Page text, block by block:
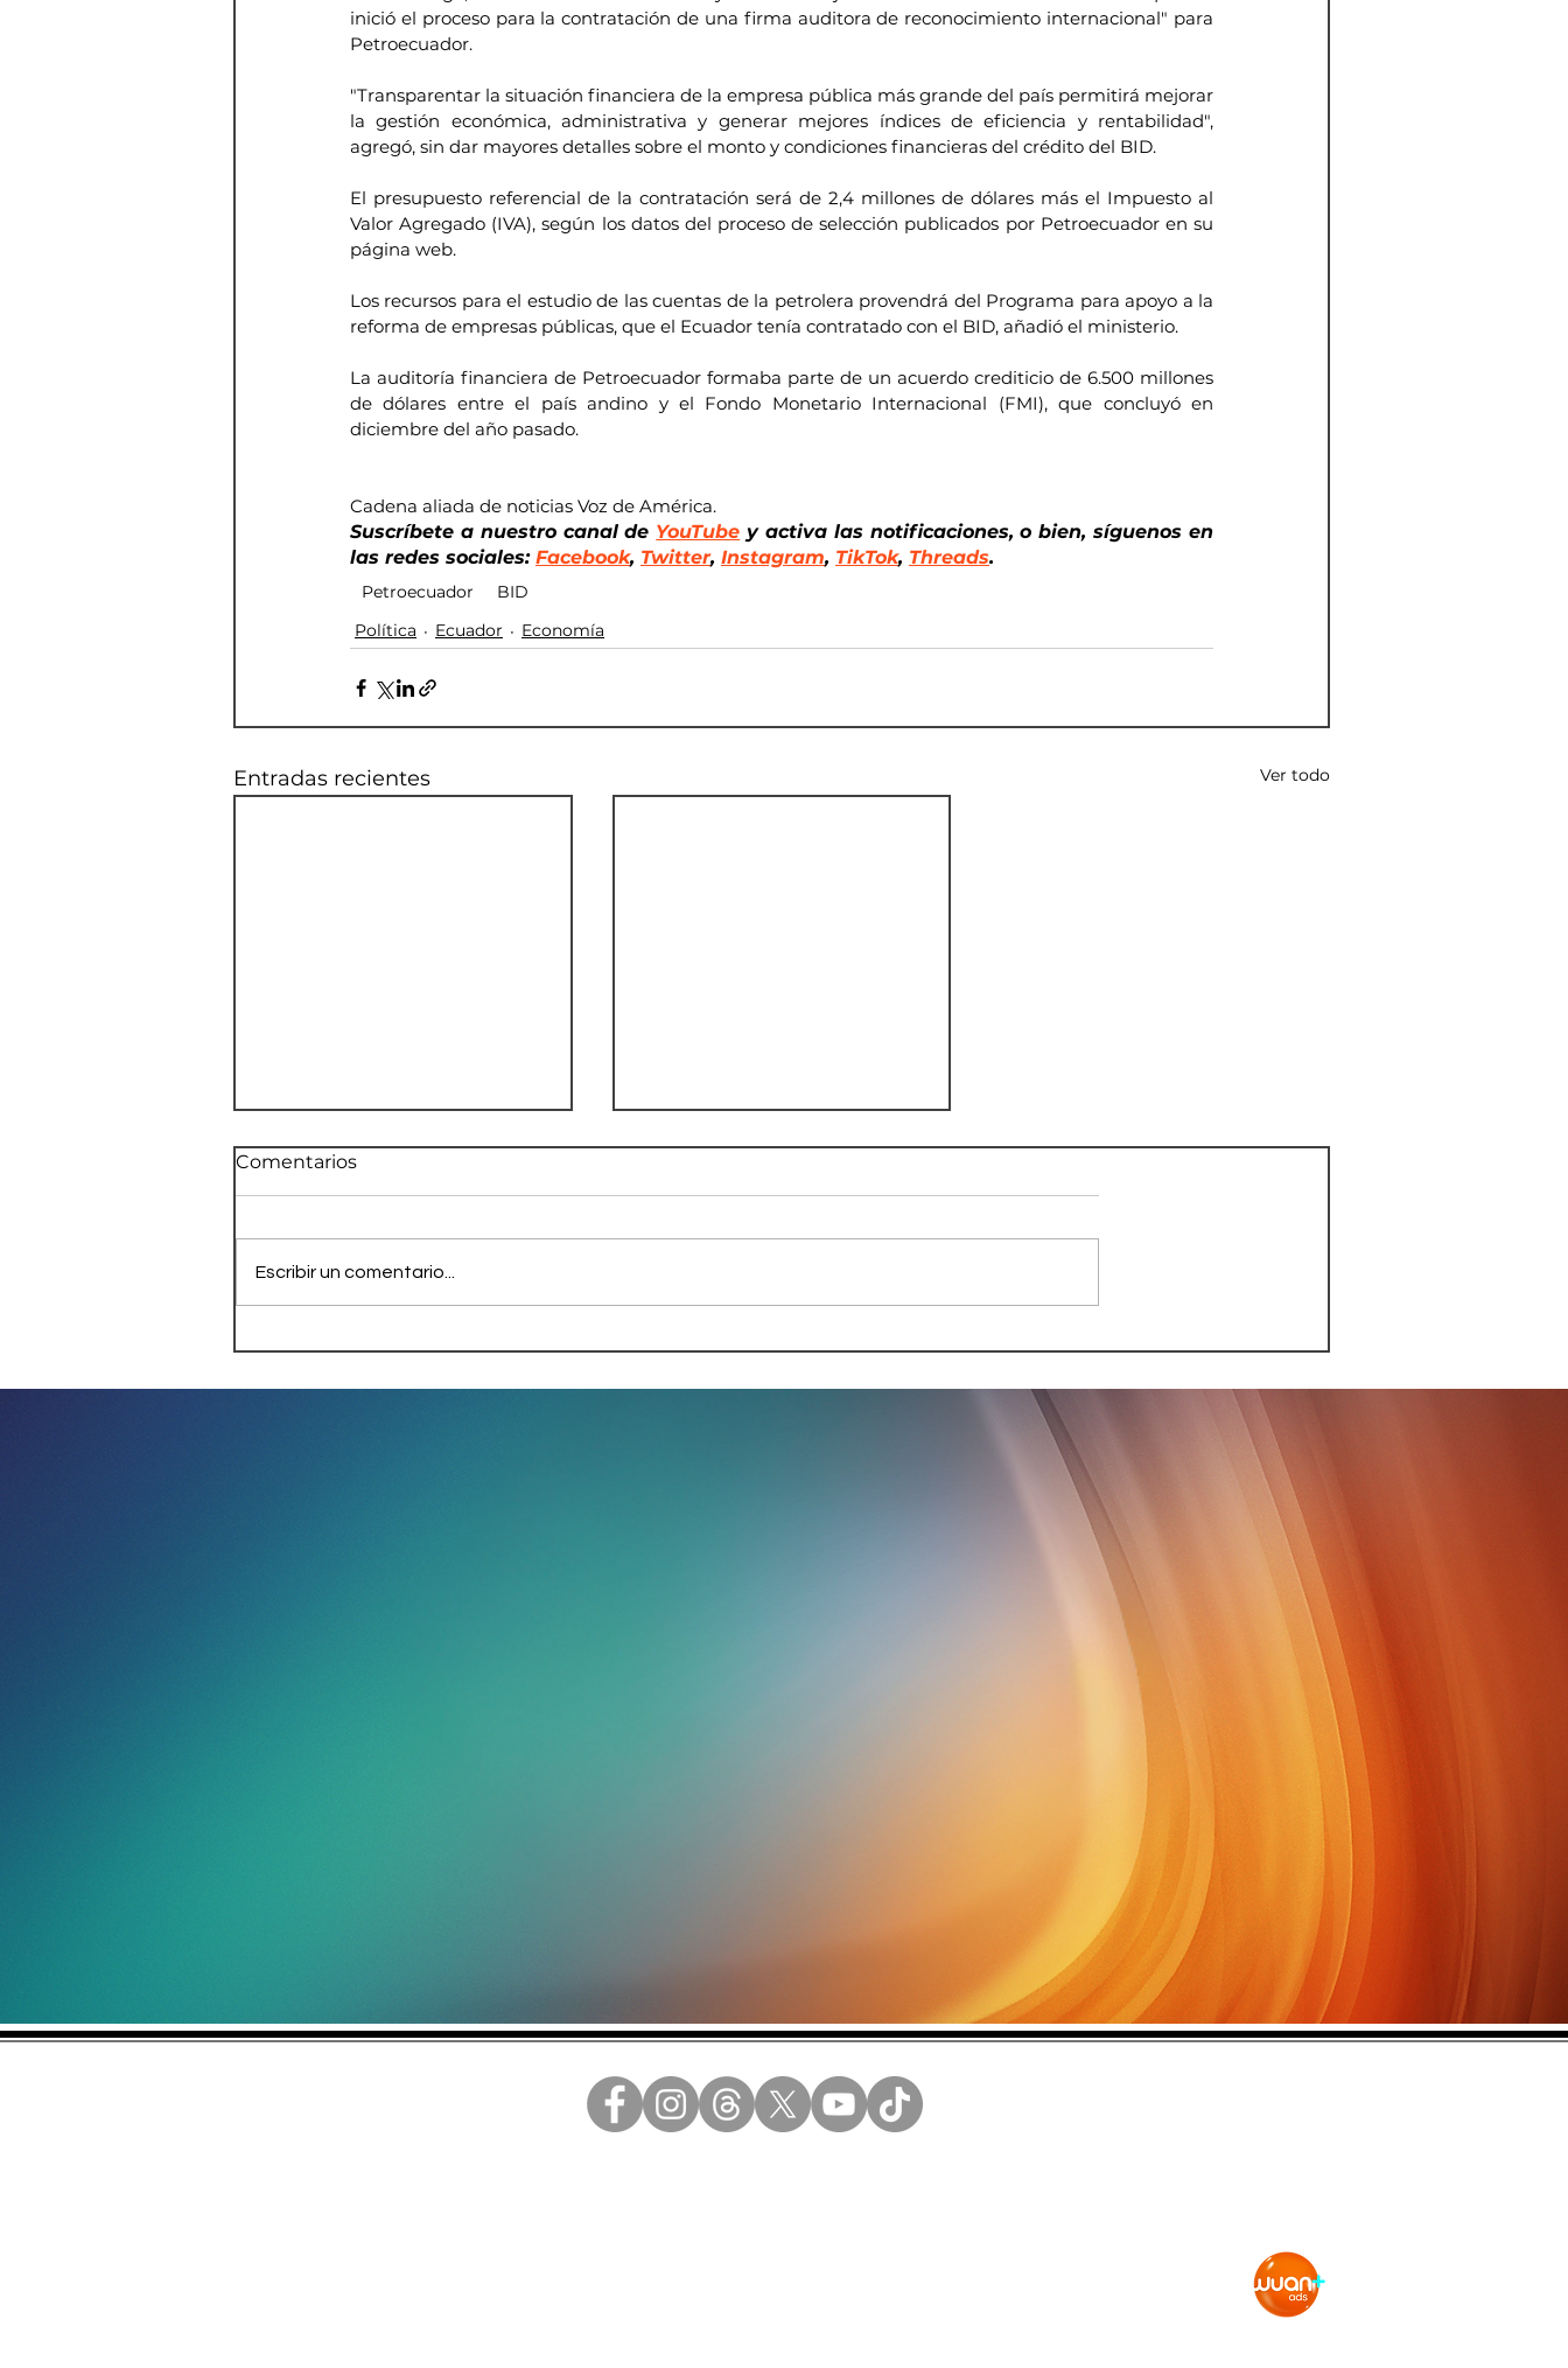
inició el proceso para la contratación de una firma auditora de reconocimiento internacional" para
Petroecuador.
"Transparentar la situación financiera de la empresa pública más grande del país permitirá mejorar
la gestión económica, administrativa y generar mejores índices de eficiencia y rentabilidad",
agregó, sin dar mayores detalles sobre el monto y condiciones financieras del crédito del BID.
El presupuesto referencial de la contratación será de 2,4 millones de dólares más el Impuesto al
Valor Agregado (IVA), según los datos del proceso de selección publicados por Petroecuador en su
página web.
Los recursos para el estudio de las cuentas de la petrolera provendrá del Programa para apoyo a la
reforma de empresas públicas, que el Ecuador tenía contratado con el BID, añadió el ministerio.
La auditoría financiera de Petroecuador formaba parte de un acuerdo crediticio de 6.500 millones
de dólares entre el país andino y el Fondo Monetario Internacional (FMI), que concluyó en
diciembre del año pasado.
Cadena aliada de noticias Voz de América.
Suscríbete a nuestro canal de YouTube y activa las notificaciones, o bien, síguenos en
las redes sociales: Facebook, Twitter, Instagram, TikTok, Threads.
Petroecuador
BID
Política
Ecuador Economía
Entradas recientes Ver todo
violencia y el narcotráfico,
barriles de crudo en costa
Comentarios
Escribir un comentario...